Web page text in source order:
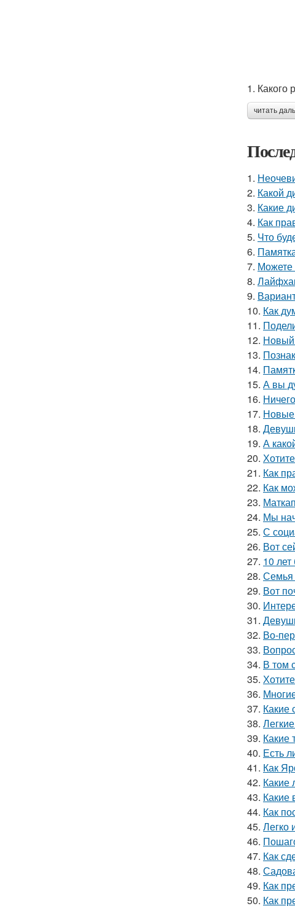
1. Какого
читать
1.
2. Какой
3. Какие
4. Как
5. Что
6.
7. Можете
8.
9.
10. Как
11.
12. Новый
13.
14.
15. А вы
16.
17. Новые
18.
19. А
20.
21. Как
22. Как
23.
24. Мы
25. С
26. Вот
27. 10
28. Семья
29. Вот
30.
31.
32. Во-
33.
34. В том
35.
36.
37. Какие
38.
39. Какие
40. Есть
41. Как
42. Какие
43. Какие
44. Как
45. Легко
46.
47. Как
48.
49. Как
50. Как